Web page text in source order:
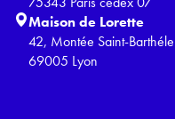
Maison de Lorette
42, Montée Saint-
69005 Lyon